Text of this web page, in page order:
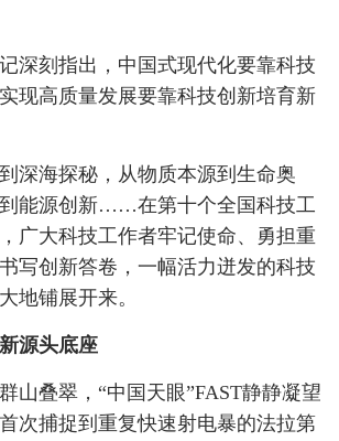
深刻指出，中国式现代化要靠科技
现高质量发展要靠科技创新培育新
深海探秘，从物质本源到生命奥
能源创新……在第十个全国科技工
广大科技工作者牢记使命、勇担重
写创新答卷，一幅活力迸发的科技
地铺展开来。
源头底座
山叠翠，“中国天眼”FAST静静凝望
次捕捉到重复快速射电暴的法拉第